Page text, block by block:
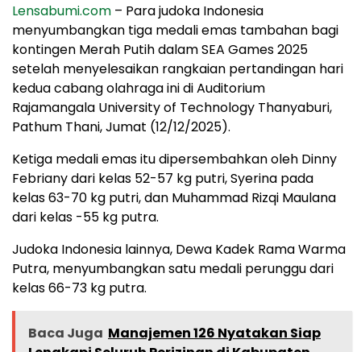
Lensabumi.com – Para judoka Indonesia
menyumbangkan tiga medali emas tambahan bagi
kontingen Merah Putih dalam SEA Games 2025
setelah menyelesaikan rangkaian pertandingan hari
kedua cabang olahraga ini di Auditorium
Rajamangala University of Technology Thanyaburi,
Pathum Thani, Jumat (12/12/2025).
Ketiga medali emas itu dipersembahkan oleh Dinny
Febriany dari kelas 52-57 kg putri, Syerina pada
kelas 63-70 kg putri, dan Muhammad Rizqi Maulana
dari kelas -55 kg putra.
Judoka Indonesia lainnya, Dewa Kadek Rama Warma
Putra, menyumbangkan satu medali perunggu dari
kelas 66-73 kg putra.
Baca Juga Manajemen 126 Nyatakan Siap